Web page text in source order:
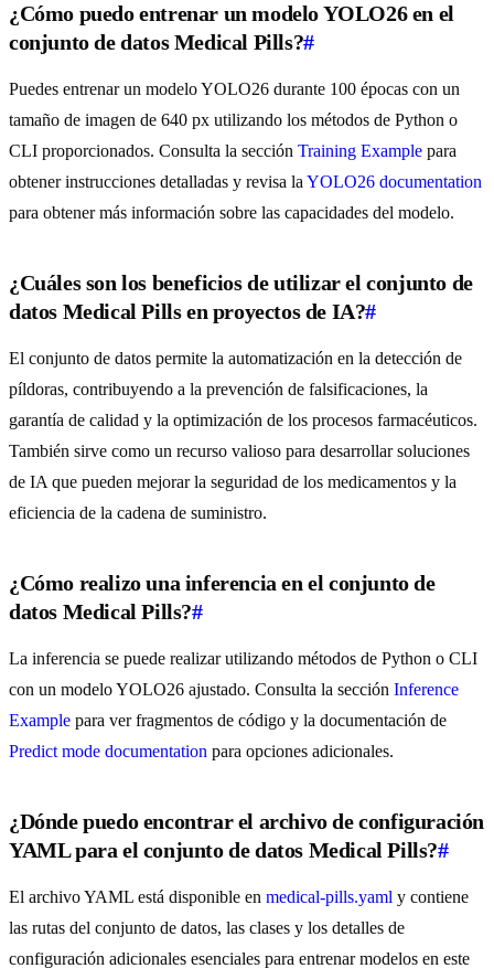
¿Cómo puedo entrenar un modelo YOLO26 en el
conjunto de datos Medical Pills?#
Puedes entrenar un modelo YOLO26 durante 100 épocas con un
tamaño de imagen de 640 px utilizando los métodos de Python o
CLI proporcionados. Consulta la sección Training Example para
obtener instrucciones detalladas y revisa la YOLO26 documentation
para obtener más información sobre las capacidades del modelo.
¿Cuáles son los beneficios de utilizar el conjunto de
datos Medical Pills en proyectos de IA?#
El conjunto de datos permite la automatización en la detección de
píldoras, contribuyendo a la prevención de falsificaciones, la
garantía de calidad y la optimización de los procesos farmacéuticos.
También sirve como un recurso valioso para desarrollar soluciones
de IA que pueden mejorar la seguridad de los medicamentos y la
eficiencia de la cadena de suministro.
¿Cómo realizo una inferencia en el conjunto de
datos Medical Pills?#
La inferencia se puede realizar utilizando métodos de Python o CLI
con un modelo YOLO26 ajustado. Consulta la sección Inference
Example para ver fragmentos de código y la documentación de
Predict mode documentation para opciones adicionales.
¿Dónde puedo encontrar el archivo de configuración
YAML para el conjunto de datos Medical Pills?#
El archivo YAML está disponible en medical-pills.yaml y contiene
las rutas del conjunto de datos, las clases y los detalles de
configuración adicionales esenciales para entrenar modelos en este